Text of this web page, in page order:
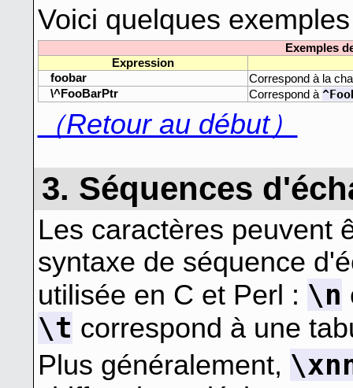
Voici quelques
Exemples
Expression
foobar
Correspond à la
\^FooBarPtr
Correspond à
（Retour au début）
3. Séquences
Les caractères peuvent
syntaxe de séquence
utilisée en C et Perl : \n
\t correspond à une
Plus généralement,